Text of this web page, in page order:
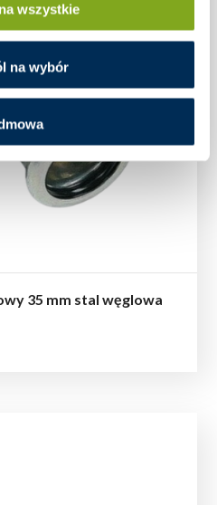
wszystkie
na wybór
35 mm stal węglowa